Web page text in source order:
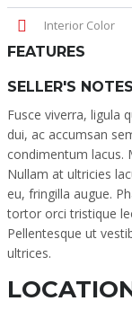
Interior Color
FEATURES
SELLER'S NOTES
Fusce viverra, ligula
dui, ac accumsan
condimentum lacus.
Nullam at ultricies
eu, fringilla augue.
tortor orci tristique
Pellentesque ut
ultrices.